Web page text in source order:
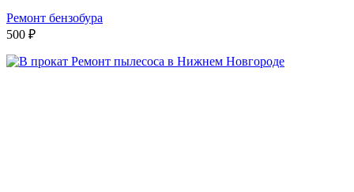
Ремонт бензобура
500 ₽